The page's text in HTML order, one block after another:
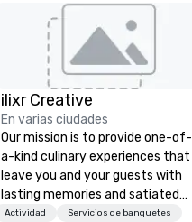
ilixr Creative
En varias ciudades
Our mission is to provide one-of-
a-kind culinary experiences that
leave you and your guests with
lasting memories and satiated
palates. Every detail is
Actividad Servicios de banquetes